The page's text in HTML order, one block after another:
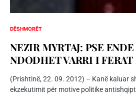
DËSHMORËT
NEZIR MYRTAJ: PSE
NDODHET VARRI I FERAT
(Prishtinë, 22. 09. 2012) – Kanë kaluar
ekzekutimit për motive politike